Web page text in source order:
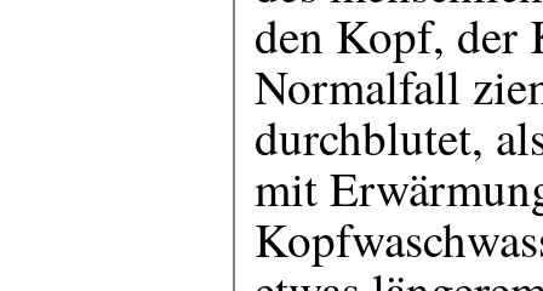
den Kopf, der
Normalfall
durchblutet,
mit